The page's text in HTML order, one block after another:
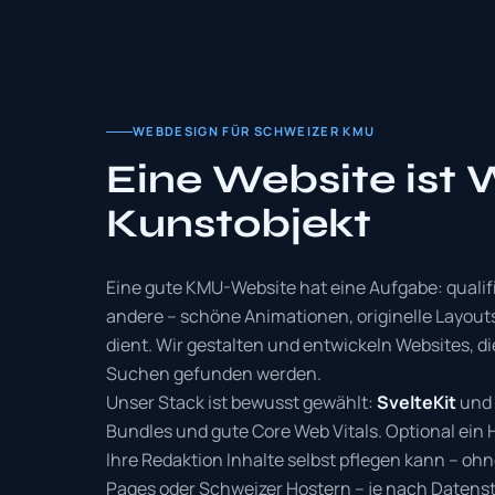
WEBDESIGN FÜR SCHWEIZER KMU
Eine Website ist
Kunstobjekt
Eine gute KMU-Website hat eine Aufgabe:
andere – schöne Animationen, originelle
dient. Wir gestalten und entwickeln Websites,
Suchen gefunden werden.
Unser Stack ist bewusst gewählt: SvelteKit
Bundles und gute Core Web Vitals. Optional
Ihre Redaktion Inhalte selbst pflegen kann –
Pages oder Schweizer Hostern – je nach